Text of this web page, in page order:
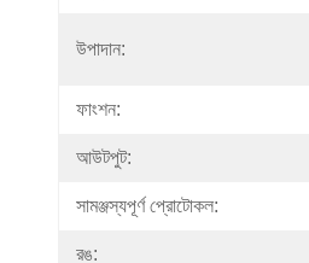
উপাদান:
ফাংশন:
আউটপুট:
সামঞ্জস্যপূর্ণ প্রোটোকল:
রঙ: